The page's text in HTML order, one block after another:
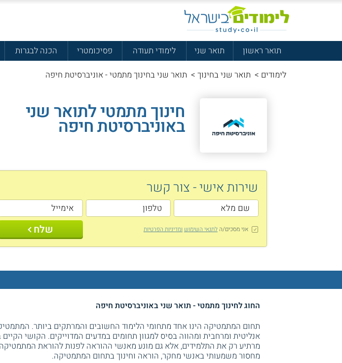
תואר ראשון תואר שני לימודי תעודה פסיכומטרי הכנה לבגרות
לימודים > תואר שני בחינוך > תואר שני בחינוך מתמטי - אוניברסיטת חיפה
חינוך מתמטי לתואר שני
באוניברסיטת חיפה
שירות אישי - צור קשר
אני מסכים/הלתנאי השימוש ומדיניות הפרטיות שלח
החוג לחינוך מתמטי - תואר שני באוניברסיטת חיפה
תחום המתמטיקה הינו אחד מתחומי הלימוד החשובים והמרתקים ביותר.
אנליטית ומרחבית ומהווה בסיס למגוון תחומים במדעים המדוייקים. הקושי
מרתיע רק את התלמידים, אלא גם מונע מאנשי ההוראה לפנות להוראת
מחסור משמעותי באנשי מחקר, הוראה וחינוך בתחום המתמטיקה.